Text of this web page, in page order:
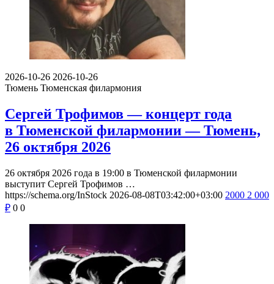
2026-10-26 2026-10-26
Тюмень Тюменская филармония
Сергей Трофимов — концерт года
в Тюменской филармонии — Тюмень,
26 октября 2026
26 октября 2026 года в 19:00 в Тюменской филармонии
выступит Сергей Трофимов …
https://schema.org/InStock 2026-08-08T03:42:00+03:00 2000 2 000
₽ 0 0